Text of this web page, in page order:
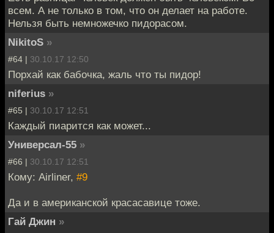
всем. А не только в том, что он делает на работе.
Нельзя быть немножечко пидорасом.
NikitoS »
#64 | 30.10.17 12:50
Порхай как бабочка, жаль что ты пидор!
niferius »
#65 | 30.10.17 12:51
Каждый пиарится как может...
Универсал-55 »
#66 | 30.10.17 12:51
Кому: Airliner, #9
Да и в американской красасавице тоже.
Гай Джин »